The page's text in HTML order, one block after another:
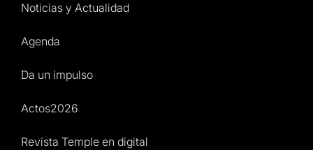
Noticias y Actualidad
Agenda
Da un impulso
Actos2026
Revista Temple en digital